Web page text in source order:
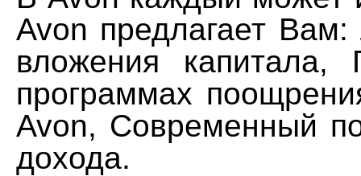
Avon предлагает
вложения капитала,
программах
Avon, Современный
дохода.